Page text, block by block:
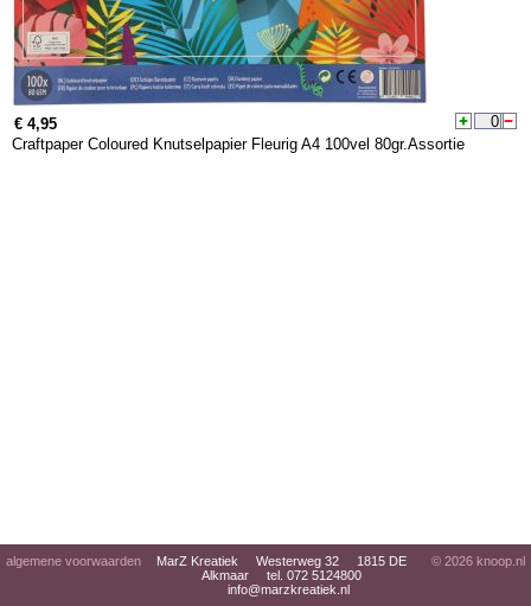
€ 4,95
Craftpaper Coloured Knutselpapier Fleurig A4 100vel 80gr.Assortie
algemene voorwaarden
MarZ Kreatiek Westerweg 32 1815 DE
Alkmaar tel. 072 5124800
info@marzkreatiek.nl
© 2026 knoop.nl